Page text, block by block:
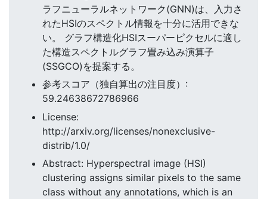
ラフニューラルネットワーク(GNN)は、入力さ
れたHSIのスペクトル情報を十分に活用できな
い。 グラフ構造化HSIスーパーピクセルに適し
た構造スペクトルグラフ畳み込み演算子
(SSGCO)を提案する。
参考スコア（独自算出の注目度）:
59.24638672786966
License:
http://arxiv.org/licenses/nonexclusive-
distrib/1.0/
Abstract: Hyperspectral image (HSI)
clustering assigns similar pixels to the same
class without any annotations, which is an